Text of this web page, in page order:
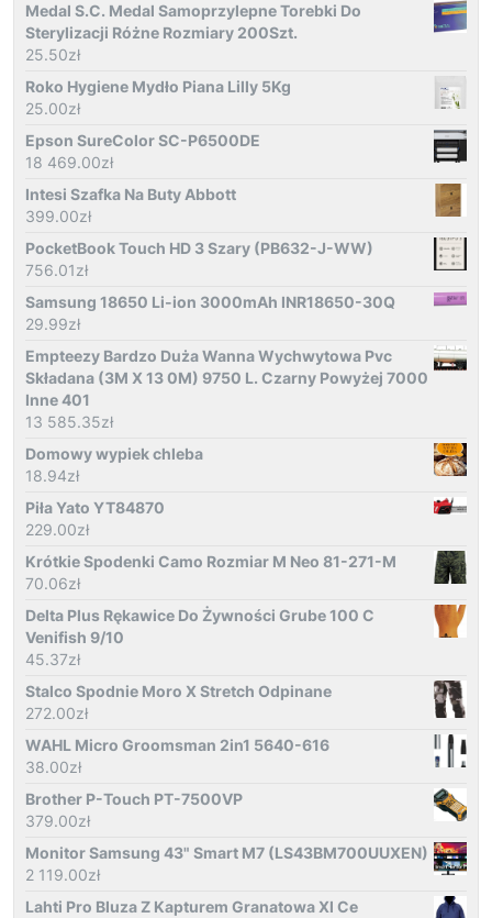
Medal S.C. Medal Samoprzylepne Torebki Do
Sterylizacji Różne Rozmiary 200Szt.
25.50zł
Roko Hygiene Mydło Piana Lilly 5Kg
25.00zł
Epson SureColor SC-P6500DE
18 469.00zł
Intesi Szafka Na Buty Abbott
399.00zł
PocketBook Touch HD 3 Szary (PB632-J-WW)
756.01zł
Samsung 18650 Li-ion 3000mAh INR18650-30Q
29.99zł
Empteezy Bardzo Duża Wanna Wychwytowa Pvc
Składana (3M X 13 0M) 9750 L. Czarny Powyżej 7000
Inne 401
13 585.35zł
Domowy wypiek chleba
18.94zł
Piła Yato YT84870
229.00zł
Krótkie Spodenki Camo Rozmiar M Neo 81-271-M
70.06zł
Delta Plus Rękawice Do Żywności Grube 100 C
Venifish 9/10
45.37zł
Stalco Spodnie Moro X Stretch Odpinane
272.00zł
WAHL Micro Groomsman 2in1 5640-616
38.00zł
Brother P-Touch PT-7500VP
379.00zł
Monitor Samsung 43" Smart M7 (LS43BM700UUXEN)
2 119.00zł
Lahti Pro Bluza Z Kapturem Granatowa Xl Ce